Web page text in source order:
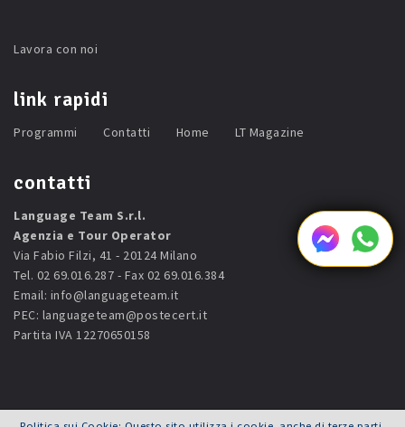
Lavora con noi
link rapidi
Programmi Contatti Home LT Magazine
contatti
Language Team S.r.l.
Agenzia e Tour Operator
Via Fabio Filzi, 41 - 20124 Milano
Tel. 02 69.016.287 - Fax 02 69.016.384
Email: info@languageteam.it
PEC: languageteam@postecert.it
Partita IVA 12270650158